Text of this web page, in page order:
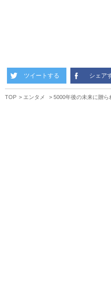
ツイートする シェア
TOP エンタメ 5000年後の未来に贈ら